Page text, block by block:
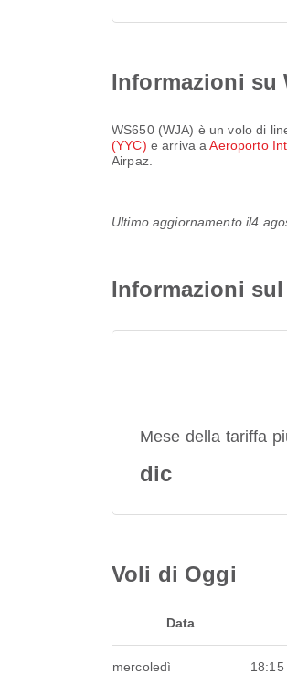
Informazioni su
WS650(WJA) è un volo di
(YYC) e arriva aAeroporto
Airpaz.
Ultimo aggiornamento il4
Informazioni sul
Mese della tariffa
dic
Voli di Oggi
Data
mercoledì
18:15